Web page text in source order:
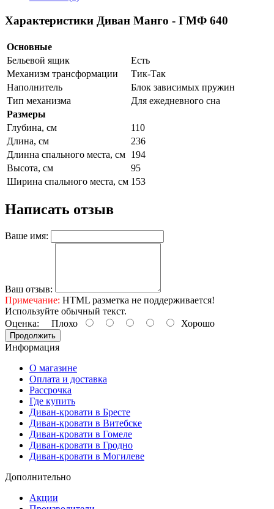
Характеристики Диван Манго - ГМФ 640
Основные
Бельевой ящик
Есть
Механизм трансформации
Тик-Так
Наполнитель
Блок зависимых пружин
Тип механизма
Для ежедневного сна
Размеры
Глубина, см
110
Длина, см
236
Длинна спального места, см 194
Высота, см
95
Ширина спального места, см 153
Написать отзыв
Ваше имя:
Ваш отзыв:
Примечание: HTML разметка не поддерживается!
Используйте обычный текст.
Оценка: Плохо Хорошо
Продолжить
Информация
О магазине
Оплата и доставка
Рассрочка
Где купить
Диван-кровати в Бресте
Диван-кровати в Витебске
Диван-кровати в Гомеле
Диван-кровати в Гродно
Диван-кровати в Могилеве
Дополнительно
Акции